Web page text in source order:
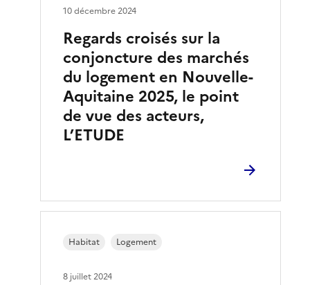
Regards croisés sur la
conjoncture des marchés
du logement en Nouvelle-
Aquitaine 2025, le point
de vue des acteurs,
L’ETUDE
10 décembre 2024
Habitat Logement
8 juillet 2024